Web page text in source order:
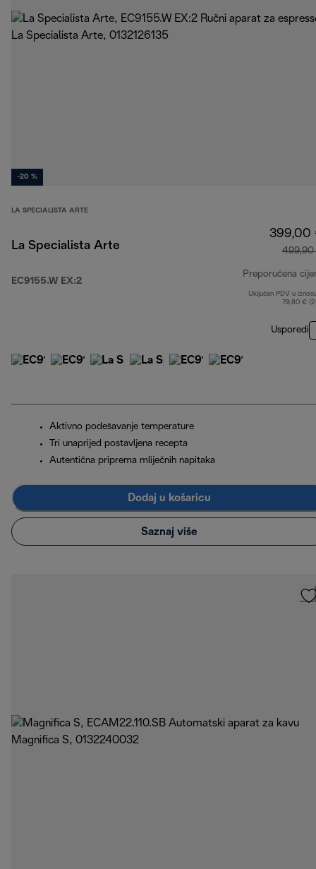
-20 %
LA SPECIALISTA ARTE
La Specialista Arte
EC9155.W EX:2
399,00
Preporučena
Uključen PDV u
79,80 €
Usporedi
Aktivno podešavanje temperature
Tri unaprijed postavljena recepta
Autentična priprema mliječnih napitaka
Dodaj u košaricu
Saznaj više